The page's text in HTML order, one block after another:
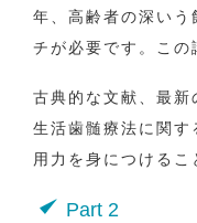
年、高齢者の深いう
チが必要です。この
古典的な文献、最
生活歯髄療法に関
用力を身につけるこ
Part 2